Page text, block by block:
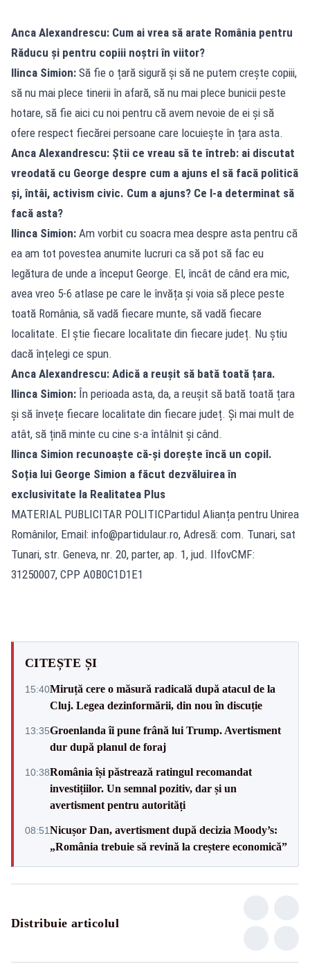
Anca Alexandrescu: Cum ai vrea să arate România pentru
Răducu și pentru copiii noștri în viitor?
Ilinca Simion: Să fie o țară sigură și să ne putem crește copiii,
să nu mai plece tinerii în afară, să nu mai plece bunicii peste
hotare, să fie aici cu noi pentru că avem nevoie de ei și să
ofere respect fiecărei persoane care locuiește în țara asta.
Anca Alexandrescu: Știi ce vreau să te întreb: ai discutat
vreodată cu George despre cum a ajuns el să facă politică
și, întâi, activism civic. Cum a ajuns? Ce l-a determinat să
facă asta?
Ilinca Simion: Am vorbit cu soacra mea despre asta pentru că
ea am tot povestea anumite lucruri ca să pot să fac eu
legătura de unde a început George. El, încât de când era mic,
avea vreo 5-6 atlase pe care le învăța și voia să plece peste
toată România, să vadă fiecare munte, să vadă fiecare
localitate. El știe fiecare localitate din fiecare județ. Nu știu
dacă înțelegi ce spun.
Anca Alexandrescu: Adică a reușit să bată toată țara.
Ilinca Simion: În perioada asta, da, a reușit să bată toată țara
și să învețe fiecare localitate din fiecare județ. Și mai mult de
atât, să țină minte cu cine s-a întâlnit și când.
Ilinca Simion recunoaște că-și dorește încă un copil.
Soția lui George Simion a făcut dezvăluirea în
exclusivitate la Realitatea Plus
MATERIAL PUBLICITAR POLITICPartidul Alianța pentru Unirea
Românilor, Email: info@partidulaur.ro, Adresă: com. Tunari, sat
Tunari, str. Geneva, nr. 20, parter, ap. 1, jud. IlfovCMF:
31250007, CPP A0B0C1D1E1
CITEȘTE ȘI
15:40Miruță cere o măsură radicală după atacul de la
Cluj. Legea dezinformării, din nou în discuție
13:35Groenlanda îi pune frână lui Trump. Avertisment
dur după planul de foraj
10:38România își păstrează ratingul recomandat
investițiilor. Un semnal pozitiv, dar și un
avertisment pentru autorități
08:51Nicușor Dan, avertisment după decizia Moody’s:
„România trebuie să revină la creștere economică”
Distribuie articolul